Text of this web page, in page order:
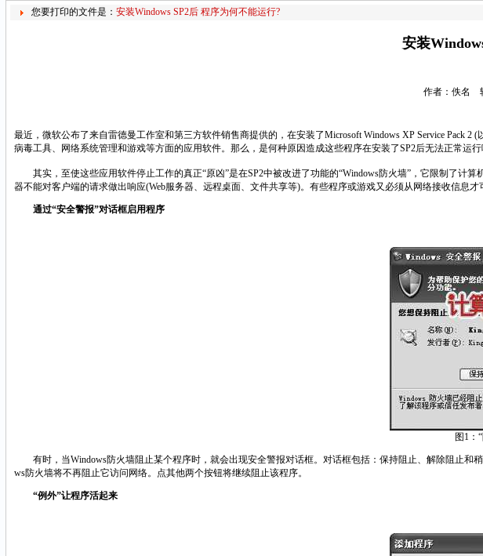
您要打印的文件是： 安装Windows SP2后 程序为何不能运行?
安装
作者：佚名
最近，微软公布了来自雷德曼工作室和第三方软件销售商提供的，在安装了Microsoft Windows XP Service Pack
病毒工具、网络系统管理和游戏等方面的应用软件。那么，是何种原因造成这些程序在安装了SP2后无法正常运
其实，至使这些应用软件停止工作的真正“原凶”是在SP2中被改进了功能的“Windows防火墙”，它限制了计
器不能对客户端的请求做出响应(Web服务器、远程桌面、文件共享等)。有些程序或游戏又必须从网络接收信息
通过“安全警报”对话框启用程序
图1：
有时，当Windows防火墙阻止某个程序时，就会出现安全警报对话框。对话框包括：保持阻止、解除阻止和
ws防火墙将不再阻止它访问网络。点其他两个按钮将继续阻止该程序。
“例外”让程序活起来